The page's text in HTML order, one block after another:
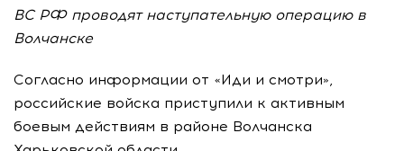
ВС РФ проводят наступательную операцию в
Волчанске
Согласно информации от «Иди и смотри»,
российские войска приступили к активным
боевым действиям в районе Волчанска